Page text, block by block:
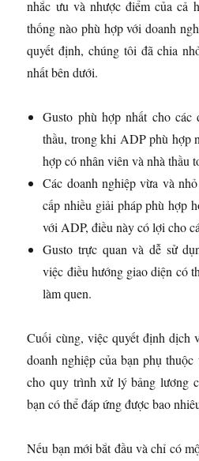
nhắc ưu và nhược điểm của cả
thống nào phù hợp với doanh
quyết định, chúng tôi đã chia
nhất bên dưới.
Gusto phù hợp nhất cho các
thầu, trong khi ADP phù hợp
hợp có nhân viên và nhà thầu
Các doanh nghiệp vừa và
cấp nhiều giải pháp phù hợp
với ADP, điều này có lợi cho
Gusto trực quan và dễ sử
việc điều hướng giao diện có
làm quen.
Cuối cùng, việc quyết định dịch
doanh nghiệp của bạn phụ
cho quy trình xử lý bảng lương
bạn có thể đáp ứng được bao
Nếu bạn mới bắt đầu và chỉ có